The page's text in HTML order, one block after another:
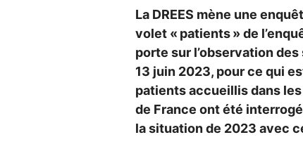
La DREES mène une
volet « patients» de
porte sur l’observation des
13 juin 2023, pour ce qui
patients accueillis dans
de France ont été
la situation de 2023 avec